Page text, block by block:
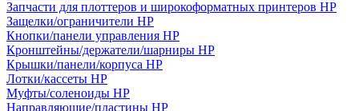
Запчасти для плоттеров и широкоформатных принтеров HP
Защелки/ограничители HP
Кнопки/панели управления HP
Кронштейны/держатели/шарниры HP
Крышки/панели/корпуса HP
Лотки/кассеты HP
Муфты/соленоиды HP
Направляющие/пластины HP